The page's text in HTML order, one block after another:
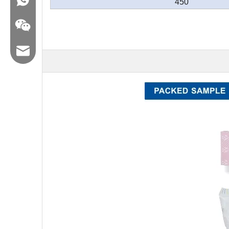
450
البريد الإلكتروني: hl@hualian.biz